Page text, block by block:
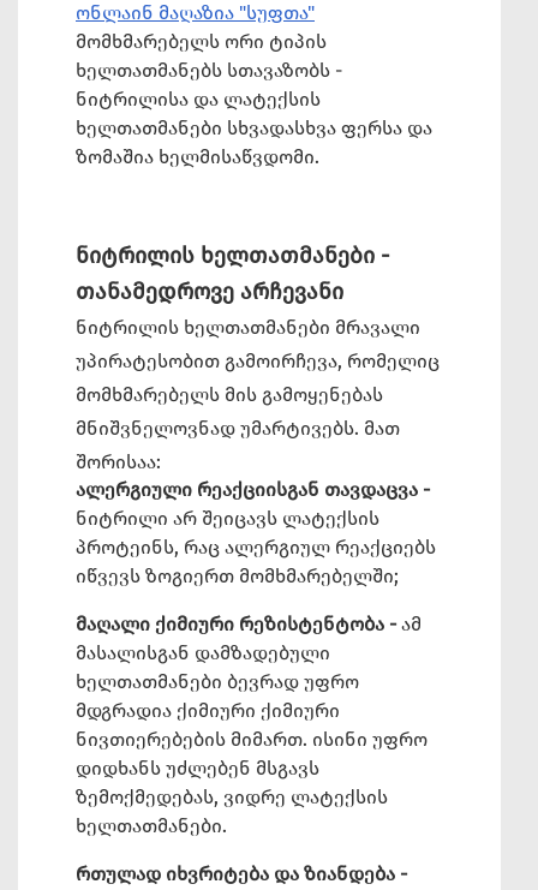
ონლაინ მაღაზია "სუფთა"
მომხმარებელს ორი ტიპის
ხელთათმანებს სთავაზობს -
ნიტრილისა და ლატექსის
ხელთათმანები სხვადასხვა ფერსა და
ზომაშია ხელმისაწვდომი.
ნიტრილის ხელთათმანები -
თანამედროვე არჩევანი
ნიტრილის ხელთათმანები მრავალი
უპირატესობით გამოირჩევა, რომელიც
მომხმარებელს მის გამოყენებას
მნიშვნელოვნად უმარტივებს. მათ
შორისაა:
ალერგიული რეაქციისგან თავდაცვა -
ნიტრილი არ შეიცავს ლატექსის
პროტეინს, რაც ალერგიულ რეაქციებს
იწვევს ზოგიერთ მომხმარებელში;
მაღალი ქიმიური რეზისტენტობა -ამ
მასალისგან დამზადებული
ხელთათმანები ბევრად უფრო
მდგრადია ქიმიური ქიმიური
ნივთიერებების მიმართ. ისინი უფრო
დიდხანს უძლებენ მსგავს
ზემოქმედებას, ვიდრე ლატექსის
ხელთათმანები.
რთულად იხვრიტება და ზიანდება -